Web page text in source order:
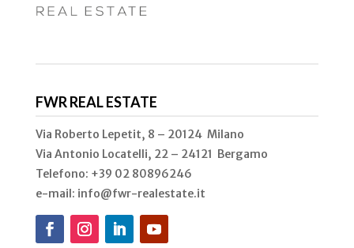
FWR REAL ESTATE
Via Roberto Lepetit, 8 – 20124 Milano
Via Antonio Locatelli, 22 – 24121 Bergamo
Telefono: +39 02 80896246
e-mail: info@fwr-realestate.it